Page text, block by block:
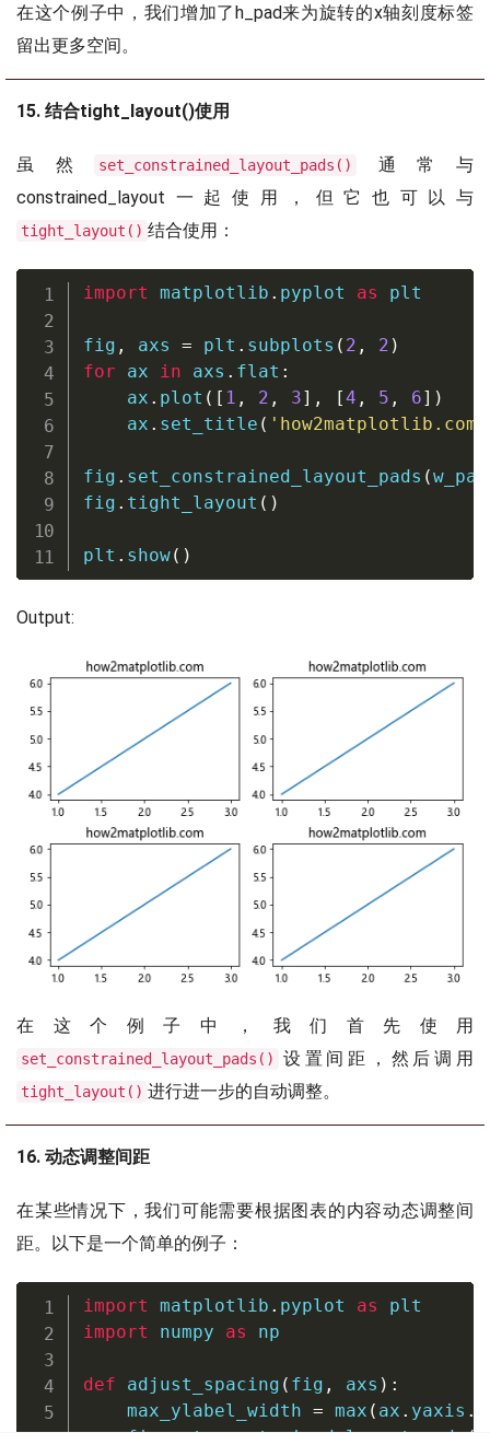
在这个例子中，我们增加了h_pad来为旋转的x轴刻度标签
留出更多空间。
15. 结合tight_layout()使用
虽然 set_constrained_layout_pads()
通常与
constrained_layout一起使用，但它也可以与
tight_layout() 结合使用：
import matplotlib . pyplot as plt
fig , axs = plt . subplots ( 2 , 2 )
for ax in axs . flat :
    ax
. plot ( [ 1 , 2 , 3] , [4 , 5 , 6] )
    ax
. set_title ( 'how2matplotlib.com'
fig . set_constrained_layout_pads (w_pad
fig . tight_layout ( )
plt . show( )
Output:
在这个例子中，我们首先使用
set_constrained_layout_pads() 设置间距，然后调用
tight_layout() 进行进一步的自动调整。
16. 动态调整间距
在某些情况下，我们可能需要根据图表的内容动态调整间
距。以下是一个简单的例子：
import matplotlib . pyplot as
import numpy as np
def adjust_spacing ( fig , axs ) :
    max_ylabel_width
= max ( ax . yaxis .